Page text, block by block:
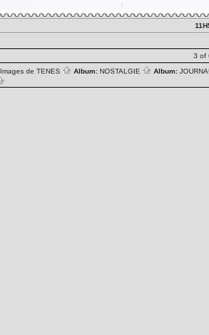
3 of
Images de TENES Album: NOSTALGIE Album: